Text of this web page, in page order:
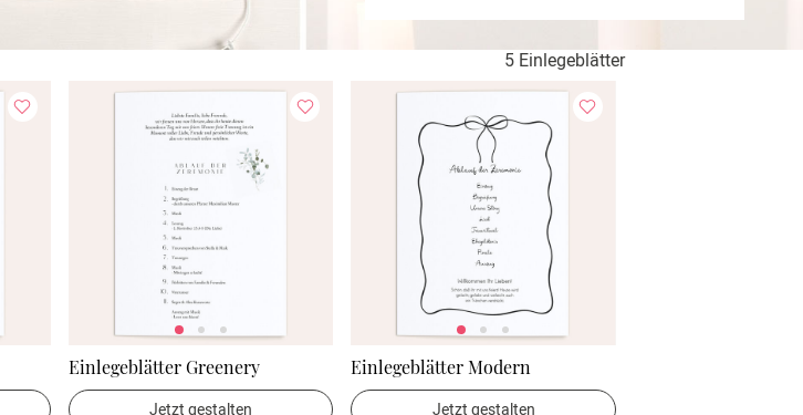
5 Einlegeblätter
Einlegeblätter Greenery
Jetzt gestalten
Einlegeblätter Modern
Jetzt gestalten